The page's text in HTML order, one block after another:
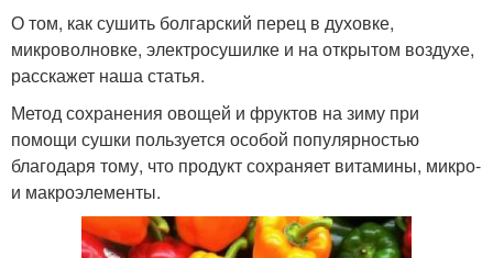
О том, как сушить болгарский перец в духовке,
микроволновке, электросушилке и на открытом воздухе,
расскажет наша статья.
Метод сохранения овощей и фруктов на зиму при
помощи сушки пользуется особой популярностью
благодаря тому, что продукт сохраняет витамины, микро-
и макроэлементы.